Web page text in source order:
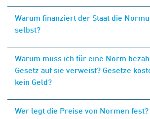
Warum finanziert der Staat die
selbst?
Warum muss ich für eine Norm
Gesetz auf sie verweist? Gesetze
kein Geld?
Wer legt die Preise von Normen fest?